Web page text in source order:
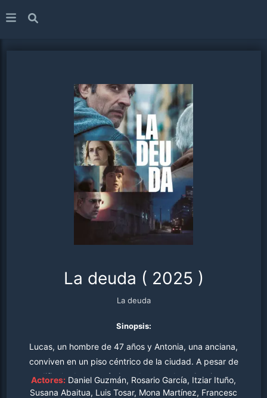
La deuda ( 2025 )
La deuda
Sinopsis:
Lucas, un hombre de 47 años y Antonia, una anciana,
conviven en un piso céntrico de la ciudad. A pesar de
sus dificultades económicas, Lucas y Antonia, viven con
afecto, ilusión y sentido del humor. Su vida transcurre de
Actores: Daniel Guzmán, Rosario García, Itziar Ituño,
Susana Abaitua, Luis Tosar, Mona Martínez, Francesc